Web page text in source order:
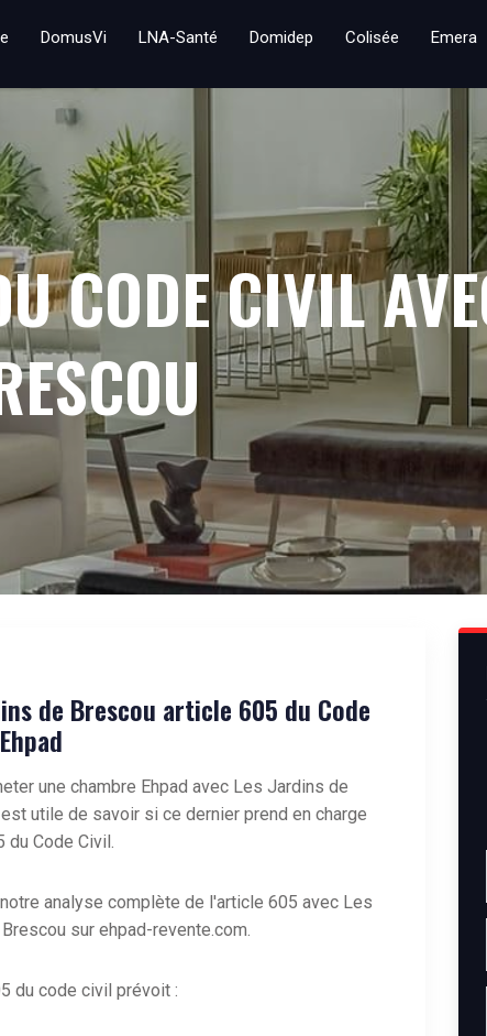
DomusVi LNA-Santé Domidep Colisée Emera
CODE CIVIL
de Brescou article 605 du Code
une chambre Ehpad avec Les Jardins de
utile de savoir si ce dernier prend en charge
du Code Civil.
analyse complète de l'article 605 avec Les
sur ehpad-revente.com.
du code civil prévoit :